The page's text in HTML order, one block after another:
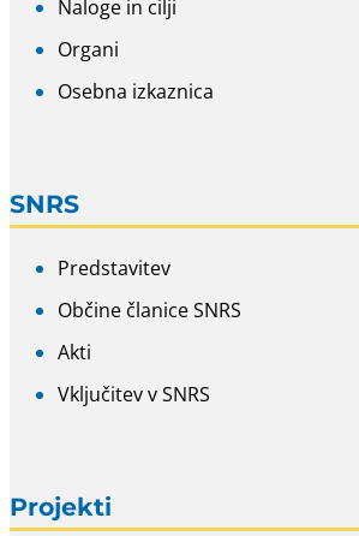
Naloge in cilji
Organi
Osebna izkaznica
SNRS
Predstavitev
Občine članice SNRS
Akti
Vključitev v SNRS
Projekti